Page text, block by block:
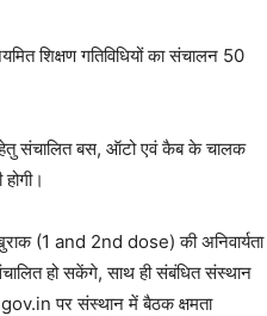
शिक्षण गतिविधियों का संचालन 50
हेतु संचालित बस, ऑटो एवं कैब के चालक
(1 and 2nd dose) की अनिवार्यता
हो सकेंगे, साथ ही संबंधित संस्थान
पर संस्थान में बैठक क्षमता